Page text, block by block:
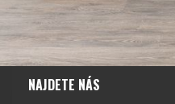
NAJDETE NÁS